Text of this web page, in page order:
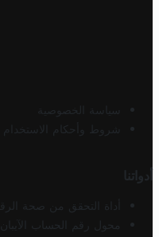
سياسة الخصوصية
شروط وأحكام الاستخدام
أدواتنا
أداة التحقق من صحة
محول رقم الحساب